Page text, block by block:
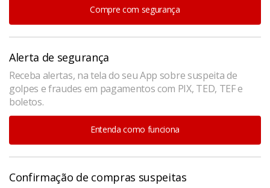
Compre com segurança
Alerta de segurança
Receba alertas, na tela do seu App sobre suspeita de
golpes e fraudes em pagamentos com PIX, TED, TEF e
boletos.
Entenda como funciona
Confirmação de compras suspeitas